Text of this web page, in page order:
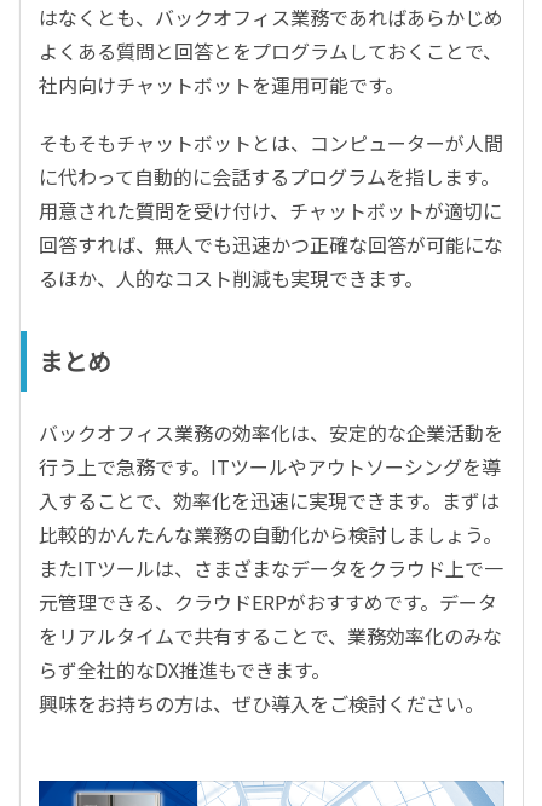
はなくとも、バックオフィス業務であればあらかじめ
よくある質問と回答とをプログラムしておくことで、
社内向けチャットボットを運用可能です。
そもそもチャットボットとは、コンピューターが人間
に代わって自動的に会話するプログラムを指します。
用意された質問を受け付け、チャットボットが適切に
回答すれば、無人でも迅速かつ正確な回答が可能にな
るほか、人的なコスト削減も実現できます。
まとめ
バックオフィス業務の効率化は、安定的な企業活動を
行う上で急務です。ITツールやアウトソーシングを導
入することで、効率化を迅速に実現できます。まずは
比較的かんたんな業務の自動化から検討しましょう。
またITツールは、さまざまなデータをクラウド上で一
元管理できる、クラウドERPがおすすめです。データ
をリアルタイムで共有することで、業務効率化のみな
らず全社的なDX推進もできます。
興味をお持ちの方は、ぜひ導入をご検討ください。